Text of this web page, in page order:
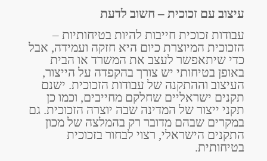
עיצוב עם זכוכית – חשוב לדעת
עבודות זכוכית חייבות להיות בטיחותיות –
הזכוכית המיוצרת כיום היא חזקה ועמידה, אבל
כדי שיתאפשר לעצב את המשרד או הבית
באופן בטיחותי יש צורך בהקפדה על הייצור,
העיצוב וההתקנה של עבודות הזכוכית. ישנם
תקנים ישראליים שחלקם מחייבים, וכמו כן
תקני ייצור של המדינה שבה יוצרה הזכוכית. גם
במקרים שבהם מדובר רק בהמלצה של מכון
התקנים הישראלי, רצוי לבחור בזכוכית
בטיחותית.